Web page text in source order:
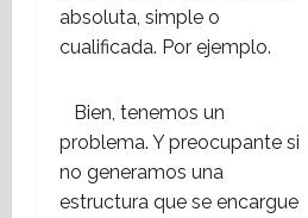
absoluta, simple o
cualificada. Por ejemplo.
Bien, tenemos un
problema. Y preocupante si
no generamos una
estructura que se encargue